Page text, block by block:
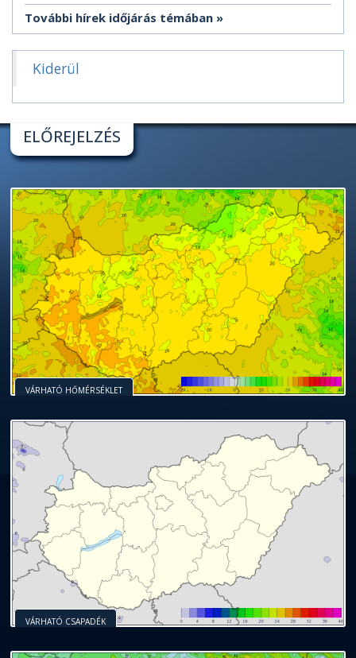
További hírek időjárás témában
Kiderül
ELŐREJELZÉS
VÁRHATÓ HŐMÉRSÉKLET
VÁRHATÓ CSAPADÉK